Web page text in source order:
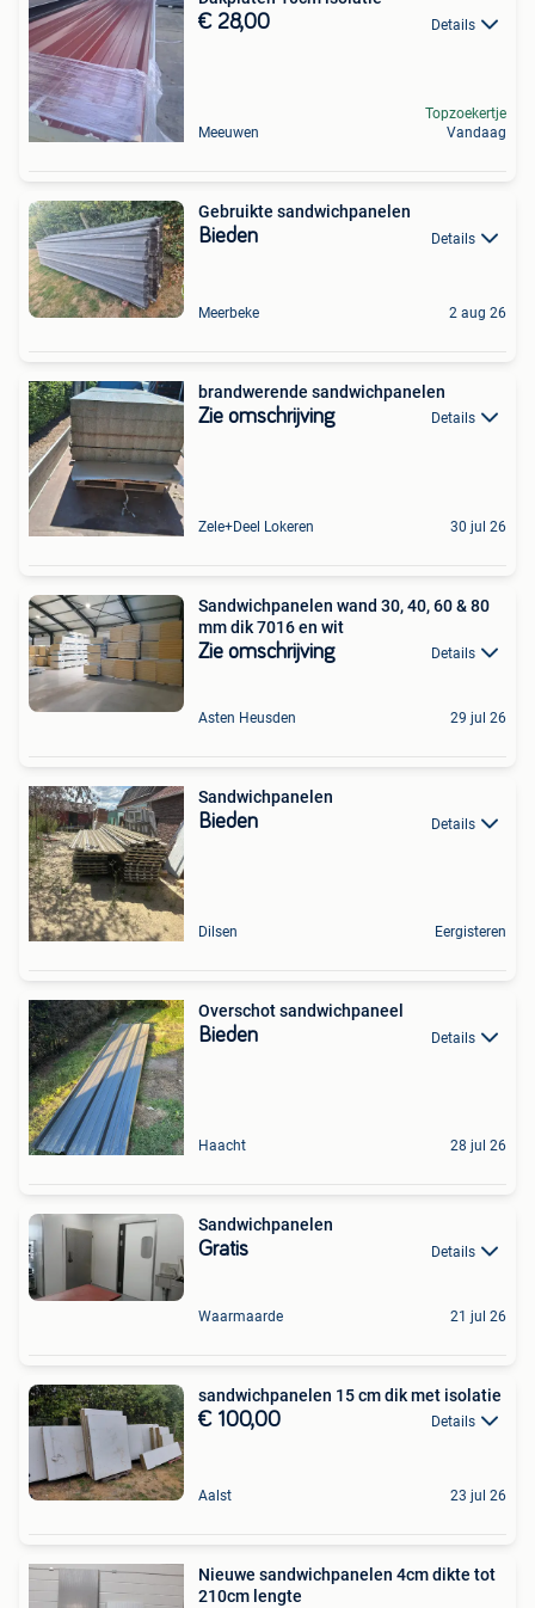
€ 28,00 Details
Meeuwen
Topzoekertje
Vandaag
Gebruikte sandwichpanelen
Bieden Details
Meerbeke 2 aug 26
brandwerende sandwichpanelen
Zie omschrijving Details
Zele+Deel Lokeren 30 jul 26
Sandwichpanelen wand 30, 40, 60 & 80
mm dik 7016 en wit
Zie omschrijving Details
Asten Heusden 29 jul 26
Sandwichpanelen
Bieden Details
Dilsen Eergisteren
Overschot sandwichpaneel
Bieden Details
Haacht 28 jul 26
Sandwichpanelen
Gratis Details
Waarmaarde 21 jul 26
sandwichpanelen 15 cm dik met isolatie
€ 100,00 Details
Aalst 23 jul 26
Nieuwe sandwichpanelen 4cm dikte tot
210cm lengte